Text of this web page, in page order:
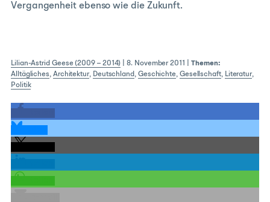
Vergangenheit ebenso wie die Zukunft.
Lilian-Astrid Geese (2009 – 2014) |8. November 2011
Themen:
Alltägliches, Architektur, Deutschland, Geschichte, Gesellschaft, Literatur,
Politik